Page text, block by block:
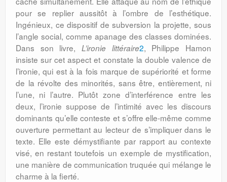
pour se replier aussitôt à l’ombre de l’esthétique.
Ingénieux, ce dispositif de subversion la projette, sous
l’angle social, comme apanage des classes dominées.
Dans son livre, L’ironie littéraire2, Philippe Hamon
insiste sur cet aspect et constate la double valence de
l’ironie, qui est à la fois marque de supériorité et forme
de la révolte des minorités, sans être, entièrement, ni
l’une, ni l’autre. Plutôt zone d’interférence entre les
deux, l’ironie suppose de l’intimité avec les discours
dominants qu’elle conteste et s’offre elle-même comme
ouverture permettant au lecteur de s’impliquer dans le
texte. Elle este démystifiante par rapport au contexte
visé, en restant toutefois un exemple de mystification,
une manière de communication truquée qui mélange le
charme à la fierté.